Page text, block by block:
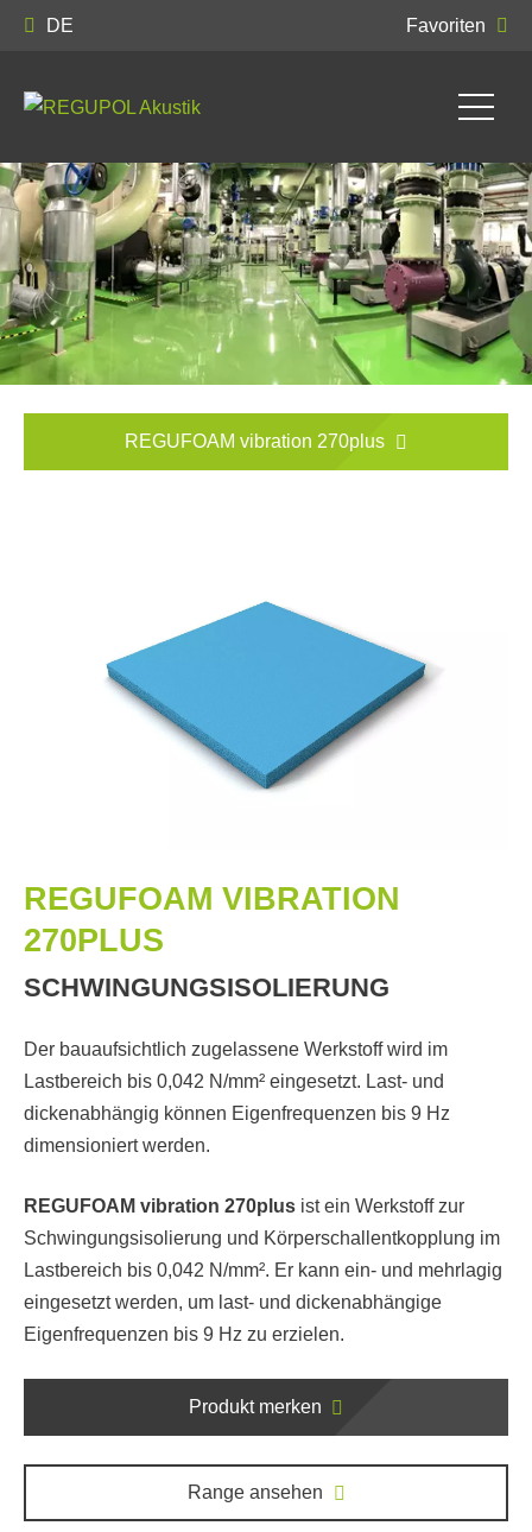
DE Favoriten
REGUFOAM vibration 270plus
REGUFOAM VIBRATION
270PLUS
SCHWINGUNGSISOLIERUNG
Der bauaufsichtlich zugelassene Werkstoff wird im
Lastbereich bis 0,042 N/mm² eingesetzt. Last- und
dickenabhängig können Eigenfrequenzen bis 9 Hz
dimensioniert werden.
REGUFOAM vibration 270plus ist ein Werkstoff zur
Schwingungsisolierung und Körperschallentkopplung im
Lastbereich bis 0,042 N/mm². Er kann ein- und mehrlagig
eingesetzt werden, um last- und dickenabhängige
Eigenfrequenzen bis 9 Hz zu erzielen.
Produkt merken
Range ansehen